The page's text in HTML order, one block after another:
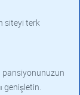
siteyi terk
pansiyonunuzun
genişletin.